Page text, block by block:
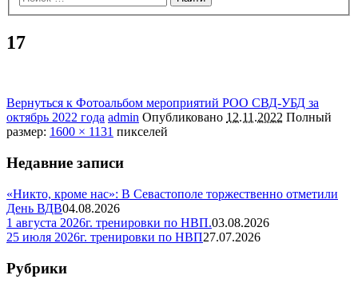
17
Вернуться к Фотоальбом мероприятий РОО СВД-УБД за
октябрь 2022 года admin Опубликовано 12.11.2022 Полный
размер: 1600 × 1131 пикселей
Недавние записи
«Никто, кроме нас»: В Севастополе торжественно отметили
День ВДВ04.08.2026
1 августа 2026г. тренировки по НВП.03.08.2026
25 июля 2026г. тренировки по НВП27.07.2026
Рубрики